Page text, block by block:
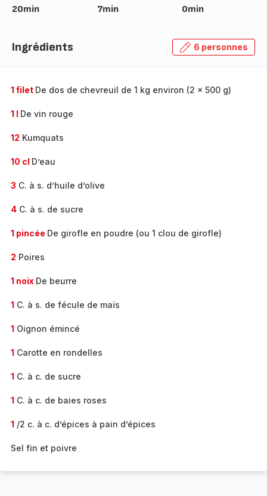
20min 7min 0min
Ingrédients 6 personnes
1 filet De dos de chevreuil de 1 kg environ (2 x 500 g)
1 l De vin rouge
12 Kumquats
10 cl D’eau
3 C. à s. d’huile d’olive
4 C. à s. de sucre
1 pincée De girofle en poudre (ou 1 clou de girofle)
2 Poires
1 noix De beurre
1 C. à s. de fécule de maïs
1 Oignon émincé
1 Carotte en rondelles
1 C. à c. de sucre
1 C. à c. de baies roses
1 /2 c. à c. d’épices à pain d’épices
Sel fin et poivre